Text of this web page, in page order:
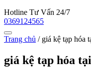
Hotline Tư Vấn 24/7
0369124565
Trang chủ / giá kệ tạp hóa
giá kệ tạp hóa